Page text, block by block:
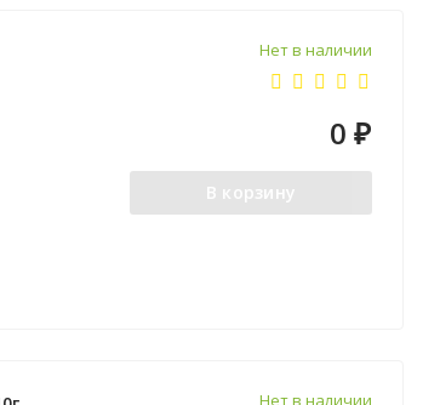
Нет в наличии
0 ₽
В корзину
Нет в наличии